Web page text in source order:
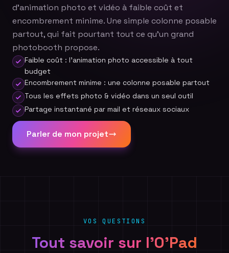
d'animation photo et vidéo à faible coût et
encombrement minime. Une simple colonne posable
partout, qui fait pourtant tout ce qu'un grand
photobooth propose.
Faible coût : l'animation photo accessible à tout
budget
Encombrement minime : une colonne posable partout
Tous les effets photo & vidéo dans un seul outil
Partage instantané par mail et réseaux sociaux
Parler de mon projet
VOS QUESTIONS
Tout savoir sur l'O'Pad